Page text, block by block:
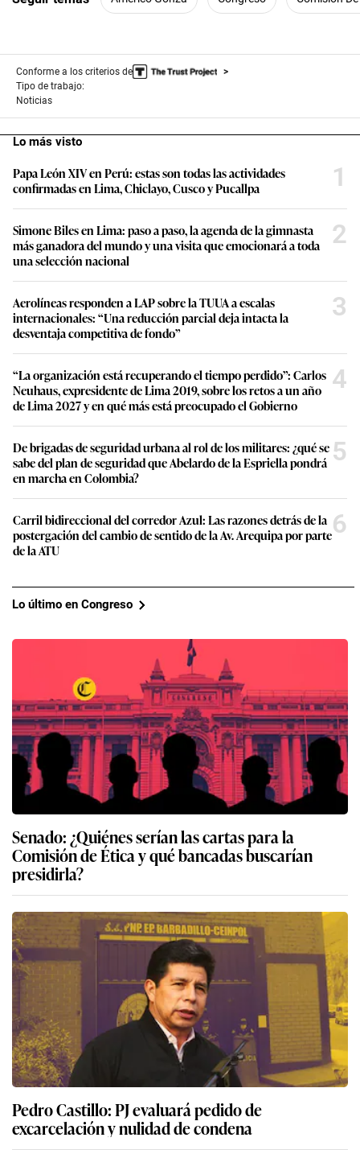
Conforme a los criterios de
Tipo de trabajo:
Noticias
Lo más visto
Papa León XIV en Perú: estas son todas las actividades
confirmadas en Lima, Chiclayo, Cusco y Pucallpa
1
Simone Biles en Lima: paso a paso, la agenda de la gimnasta
más ganadora del mundo y una visita que emocionará a toda
una selección nacional
2
Aerolíneas responden a LAP sobre la TUUA a escalas
internacionales: “Una reducción parcial deja intacta la
desventaja competitiva de fondo”
3
“La organización está recuperando el tiempo perdido”: Carlos
Neuhaus, expresidente de Lima 2019, sobre los retos a un año
de Lima 2027 y en qué más está preocupado el Gobierno
4
De brigadas de seguridad urbana al rol de los militares: ¿qué se
sabe del plan de seguridad que Abelardo de la Espriella pondrá
en marcha en Colombia?
5
Carril bidireccional del corredor Azul: Las razones detrás de la
postergación del cambio de sentido de la Av. Arequipa por parte
de la ATU
6
Lo último en Congreso
Senado: ¿Quiénes serían las cartas para la
Comisión de Ética y qué bancadas buscarían
presidirla?
Pedro Castillo: PJ evaluará pedido de
excarcelación y nulidad de condena